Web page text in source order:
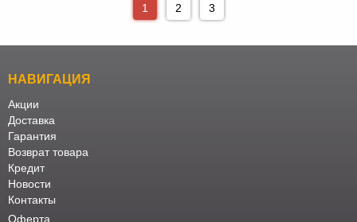
1 2 3
НАВИГАЦИЯ
Акции
Доставка
Гарантия
Возврат товара
Кредит
Новости
Контакты
Оферта